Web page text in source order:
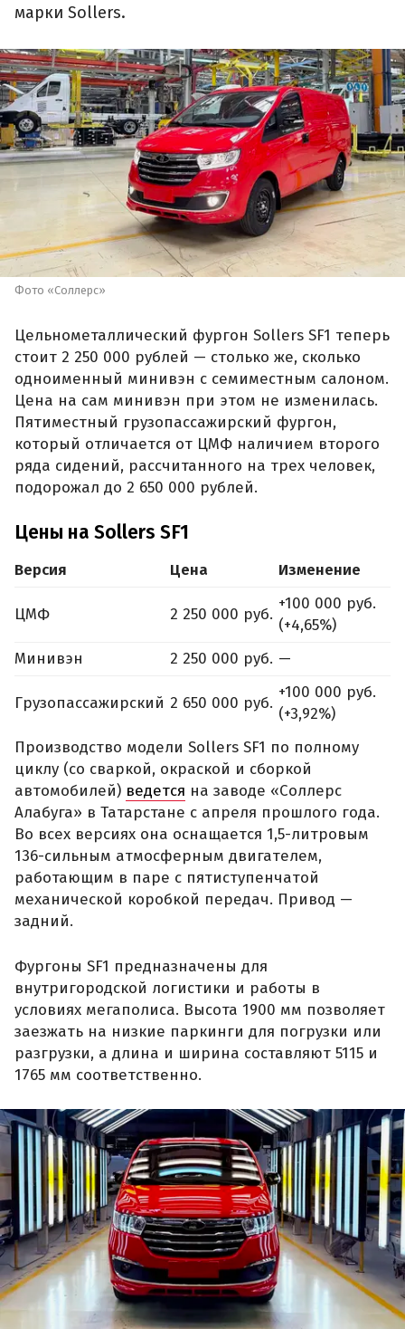
марки Sollers.
Фото «Соллерс»
Цельнометаллический фургон Sollers SF1 теперь
стоит 2 250 000 рублей — столько же, сколько
одноименный минивэн с семиместным салоном.
Цена на сам минивэн при этом не изменилась.
Пятиместный грузопассажирский фургон,
который отличается от ЦМФ наличием второго
ряда сидений, рассчитанного на трех человек,
подорожал до 2 650 000 рублей.
Цены на Sollers SF1
Версия Цена Изменение
ЦМФ 2 250 000 руб.
+100 000 руб.
(+4,65%)
Минивэн
2 250 000 руб. —
Грузопассажирский 2 650 000 руб.
+100 000 руб.
(+3,92%)
Производство модели Sollers SF1 по полному
циклу (со сваркой, окраской и сборкой
автомобилей) ведется на заводе «Соллерс
Алабуга» в Татарстане с апреля прошлого года.
Во всех версиях она оснащается 1,5-литровым
136-сильным атмосферным двигателем,
работающим в паре с пятиступенчатой
механической коробкой передач. Привод —
задний.
Фургоны SF1 предназначены для
внутригородской логистики и работы в
условиях мегаполиса. Высота 1900 мм позволяет
заезжать на низкие паркинги для погрузки или
разгрузки, а длина и ширина составляют 5115 и
1765 мм соответственно.